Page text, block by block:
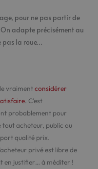
pour ne pas partir de
adapte précisément au
pas la roue…
vraimentconsidérer
. C’est
probablement pour
tout acheteur, public ou
qualité prix.
privé est libre de
en justifier… à méditer !